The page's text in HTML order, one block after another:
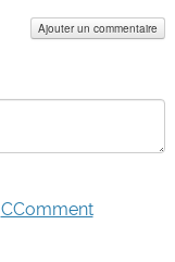
Ajouter un commentaire
CComment